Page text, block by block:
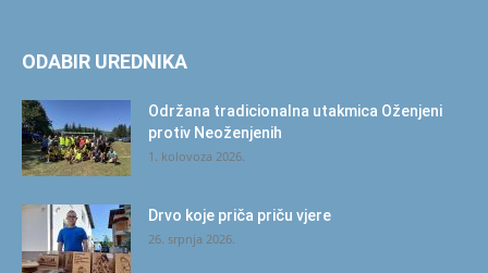
ODABIR UREDNIKA
Održana tradicionalna utakmica Oženjeni
protiv Neoženjenih
1. kolovoza 2026.
Drvo koje priča priču vjere
26. srpnja 2026.